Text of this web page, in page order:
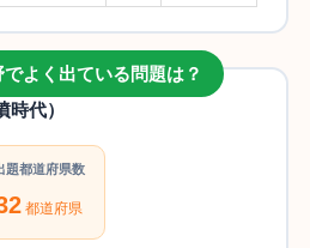
よく出ている問題は？
代）
題都道府県数
都道府県